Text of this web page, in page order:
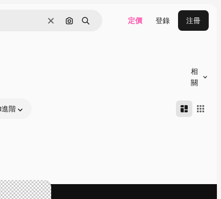
清除 通過圖像搜索
搜尋 定價 登錄 注冊
相
關
進階